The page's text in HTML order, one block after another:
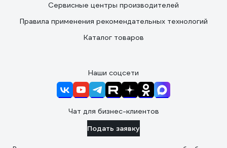
Сервисные центры производителей
Правила применения рекомендательных технологий
Каталог товаров
Наши соцсети
Чат для бизнес-клиентов
Подать заявку